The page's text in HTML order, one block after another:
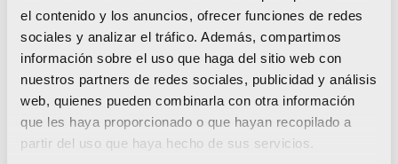
el contenido y los anuncios, ofrecer funciones de redes
sociales y analizar el tráfico. Además, compartimos
información sobre el uso que haga del sitio web con
nuestros partners de redes sociales, publicidad y análisis
web, quienes pueden combinarla con otra información
que les haya proporcionado o que hayan recopilado a
partir del uso que haya hecho de sus servicios.